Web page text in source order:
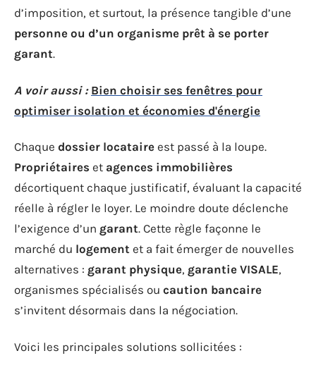
d’imposition, et surtout, la présence tangible d’une
personne ou d’un organisme prêt à se porter
garant.
A voir aussi : Bien choisir ses fenêtres pour
optimiser isolation et économies d'énergie
Chaque dossier locataire est passé à la loupe.
Propriétaires et agences immobilières
décortiquent chaque justificatif, évaluant la capacité
réelle à régler le loyer. Le moindre doute déclenche
l’exigence d’un garant. Cette règle façonne le
marché du logement et a fait émerger de nouvelles
alternatives : garant physique, garantie VISALE,
organismes spécialisés ou caution bancaire
s’invitent désormais dans la négociation.
Voici les principales solutions sollicitées :